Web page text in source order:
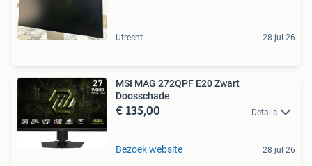
Utrecht 28 jul 26
MSI MAG 272QPF E20 Zwart
Doosschade
€ 135,00 Details
Bezoek website 28 jul 26